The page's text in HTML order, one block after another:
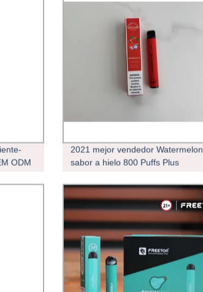
ODM
2021 mejor vendedor Watermelon
sabor a hielo 800 Puffs Plus